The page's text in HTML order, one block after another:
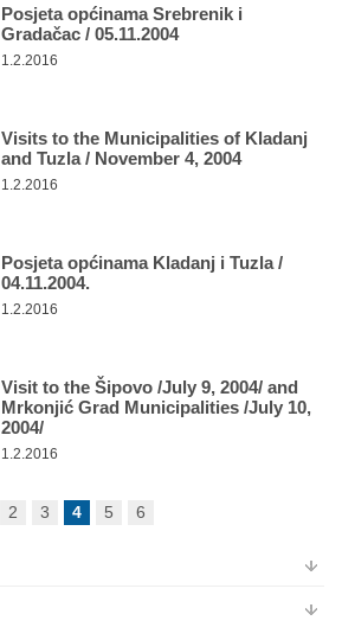
Posjeta općinama Srebrenik i
Gradačac / 05.11.2004
1.2.2016
Visits to the Municipalities of Kladanj
and Tuzla / November 4, 2004
1.2.2016
Posjeta općinama Kladanj i Tuzla /
04.11.2004.
1.2.2016
Visit to the Šipovo /July 9, 2004/ and
Mrkonjić Grad Municipalities /July 10,
2004/
1.2.2016
2 3 4 5
6